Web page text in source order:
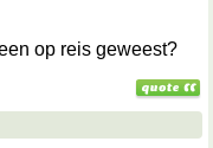
op reis geweest?